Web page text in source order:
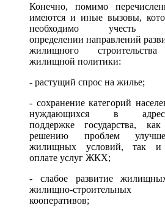
Конечно, помимо
имеются и иные вызовы,
необходимо учесть
определении направлений
жилищного
жилищной политики:
- растущий спрос на жилье;
- сохранение категорий
нуждающихся в
поддержке государства,
решению проблем
жилищных условий, так
оплате услуг ЖКХ;
- слабое развитие
жилищно-строительных
кооперативов;